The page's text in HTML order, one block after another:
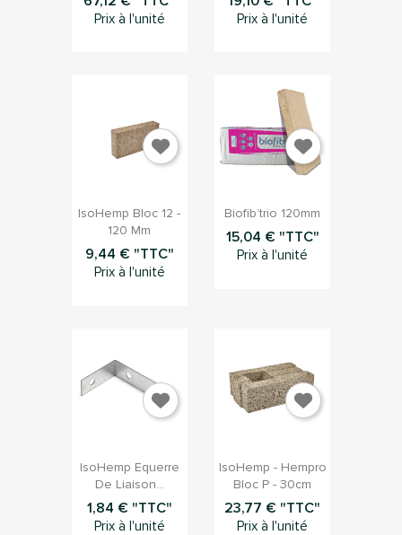
Prix à l'unité Prix à l'unité
Aperçu rapide
IsoHemp Bloc 12 -
120 Mm
9,44 € "TTC"
Prix à l'unité
Aperçu rapide
Biofib’trio 120mm
15,04 € "TTC"
Prix à l'unité
Aperçu rapide
IsoHemp Equerre
De Liaison...
1,84 € "TTC"
Prix à l'unité
Aperçu rapide
IsoHemp - Hempro
Bloc P - 30cm
23,77 € "TTC"
Prix à l'unité